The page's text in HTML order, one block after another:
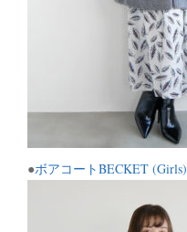
●ボアコートBECKET (Girls)